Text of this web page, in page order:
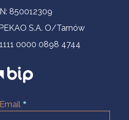
850012309
S.A. O/Tarnów
0000 0898 4744
Email